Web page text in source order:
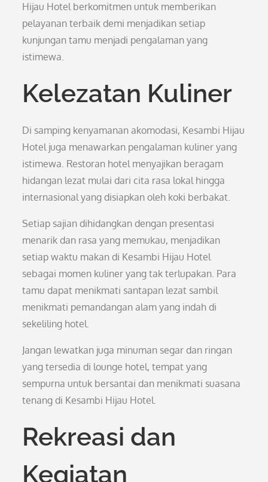
Hijau Hotel berkomitmen untuk memberikan
pelayanan terbaik demi menjadikan setiap
kunjungan tamu menjadi pengalaman yang
istimewa.
Kelezatan Kuliner
Di samping kenyamanan akomodasi, Kesambi Hijau
Hotel juga menawarkan pengalaman kuliner yang
istimewa. Restoran hotel menyajikan beragam
hidangan lezat mulai dari cita rasa lokal hingga
internasional yang disiapkan oleh koki berbakat.
Setiap sajian dihidangkan dengan presentasi
menarik dan rasa yang memukau, menjadikan
setiap waktu makan di Kesambi Hijau Hotel
sebagai momen kuliner yang tak terlupakan. Para
tamu dapat menikmati santapan lezat sambil
menikmati pemandangan alam yang indah di
sekeliling hotel.
Jangan lewatkan juga minuman segar dan ringan
yang tersedia di lounge hotel, tempat yang
sempurna untuk bersantai dan menikmati suasana
tenang di Kesambi Hijau Hotel.
Rekreasi dan
Kegiatan